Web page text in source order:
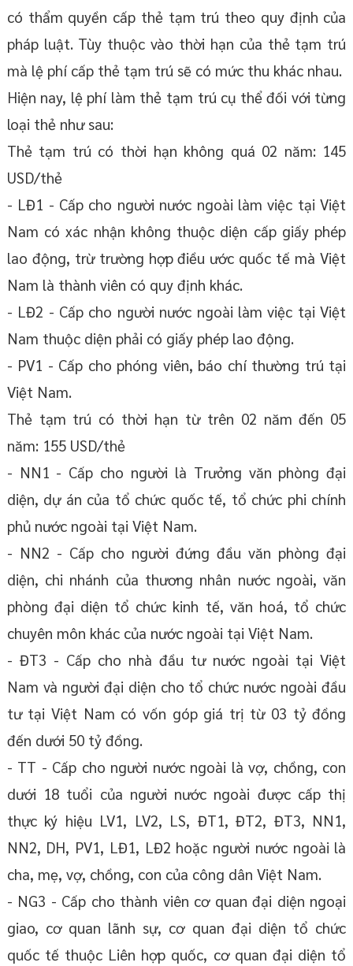
có thẩm quyền cấp thẻ tạm trú theo quy định của
pháp luật. Tùy thuộc vào thời hạn của thẻ tạm trú
mà lệ phí cấp thẻ tạm trú sẽ có mức thu khác nhau.
Hiện nay, lệ phí làm thẻ tạm trú cụ thể đối với từng
loại thẻ như sau:
Thẻ tạm trú có thời hạn không quá 02 năm: 145
USD/thẻ
- LĐ1 - Cấp cho người nước ngoài làm việc tại Việt
Nam có xác nhận không thuộc diện cấp giấy phép
lao động, trừ trường hợp điều ước quốc tế mà Việt
Nam là thành viên có quy định khác.
- LĐ2 - Cấp cho người nước ngoài làm việc tại Việt
Nam thuộc diện phải có giấy phép lao động.
- PV1 - Cấp cho phóng viên, báo chí thường trú tại
Việt Nam.
Thẻ tạm trú có thời hạn từ trên 02 năm đến 05
năm: 155 USD/thẻ
- NN1 - Cấp cho người là Trưởng văn phòng đại
diện, dự án của tổ chức quốc tế, tổ chức phi chính
phủ nước ngoài tại Việt Nam.
- NN2 - Cấp cho người đứng đầu văn phòng đại
diện, chi nhánh của thương nhân nước ngoài, văn
phòng đại diện tổ chức kinh tế, văn hoá, tổ chức
chuyên môn khác của nước ngoài tại Việt Nam.
- ĐT3 - Cấp cho nhà đầu tư nước ngoài tại Việt
Nam và người đại diện cho tổ chức nước ngoài đầu
tư tại Việt Nam có vốn góp giá trị từ 03 tỷ đồng
đến dưới 50 tỷ đồng.
- TT - Cấp cho người nước ngoài là vợ, chồng, con
dưới 18 tuổi của người nước ngoài được cấp thị
thực ký hiệu LV1, LV2, LS, ĐT1, ĐT2, ĐT3, NN1,
NN2, DH, PV1, LĐ1, LĐ2 hoặc người nước ngoài là
cha, mẹ, vợ, chồng, con của công dân Việt Nam.
- NG3 - Cấp cho thành viên cơ quan đại diện ngoại
giao, cơ quan lãnh sự, cơ quan đại diện tổ chức
quốc tế thuộc Liên hợp quốc, cơ quan đại diện tổ